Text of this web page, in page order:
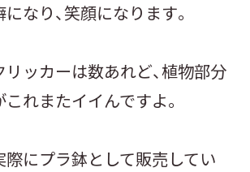
なり、笑顔になります。
ッカーは数あれど、植物部分
れまたイイんですよ。
にプラ鉢として販売してい